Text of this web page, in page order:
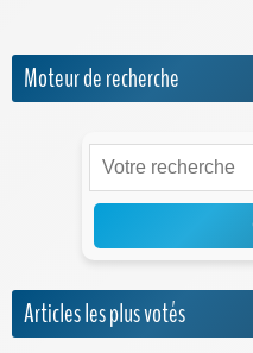
Moteur de recherche
Articles les plus votés